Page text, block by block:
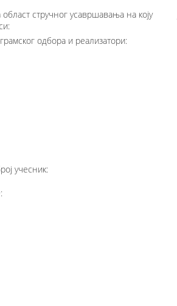
стручног усавршавања на коју
одбора и реализатори:
учесник: